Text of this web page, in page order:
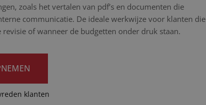
zoals het vertalen van pdf’s en documenten die
communicatie. De ideale werkwijze voor klanten die
of wanneer de budgetten onder druk staan.
klanten